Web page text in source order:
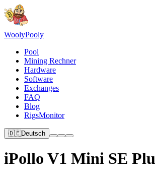
WoolyPooly
Pool
Mining Rechner
Hardware
Software
Exchanges
FAQ
Blog
RigsMonitor
🇩🇪Deutsch
iPollo V1 Mini SE